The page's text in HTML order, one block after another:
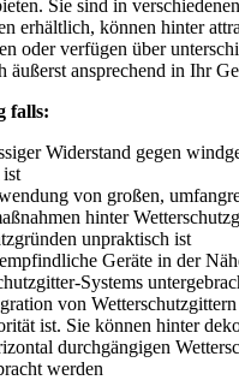
Sie sind in
erhältlich, können hinter
oder verfügen über
äußerst ansprechend in Ihr
falls:
Widerstand gegen
von großen,
hinter
unpraktisch ist
Geräte in der
Systems
von Wetterschutzgittern
ist. Sie können hinter
durchgängigen
werden